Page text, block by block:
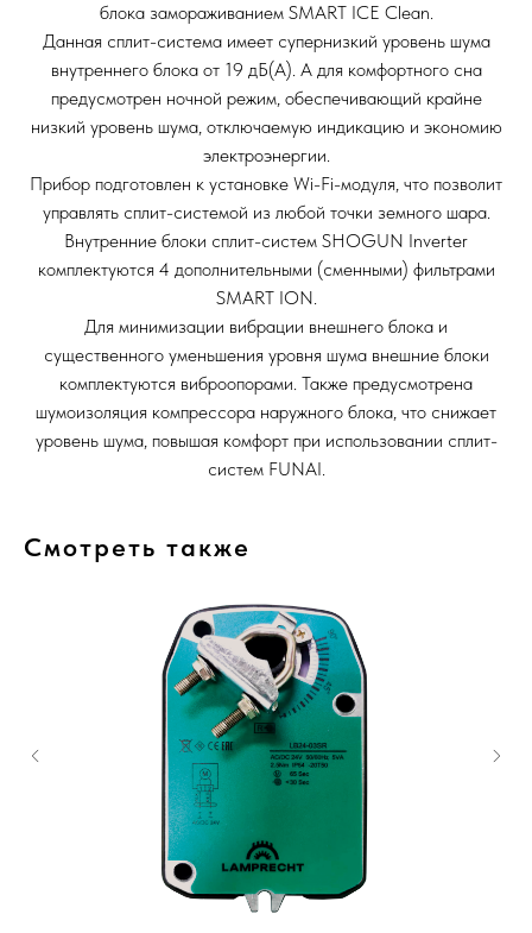
блока замораживанием SMART ICE Clean.
Данная сплит-система имеет супернизкий уровень шума
внутреннего блока от 19 дБ(А). А для комфортного сна
предусмотрен ночной режим, обеспечивающий крайне
низкий уровень шума, отключаемую индикацию и экономию
электроэнергии.
Прибор подготовлен к установке Wi-Fi-модуля, что позволит
управлять сплит-системой из любой точки земного шара.
Внутренние блоки сплит-систем SHOGUN Inverter
комплектуются 4 дополнительными (сменными) фильтрами
SMART ION.
Для минимизации вибрации внешнего блока и
существенного уменьшения уровня шума внешние блоки
комплектуются виброопорами. Также предусмотрена
шумоизоляция компрессора наружного блока, что снижает
уровень шума, повышая комфорт при использовании сплит-
систем FUNAI.
Смотреть также